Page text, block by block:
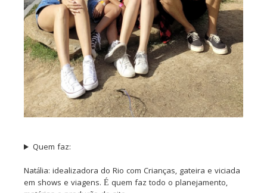
Quem faz:
Natália: idealizadora do Rio com Crianças, gateira e viciada
em shows e viagens. É quem faz todo o planejamento,